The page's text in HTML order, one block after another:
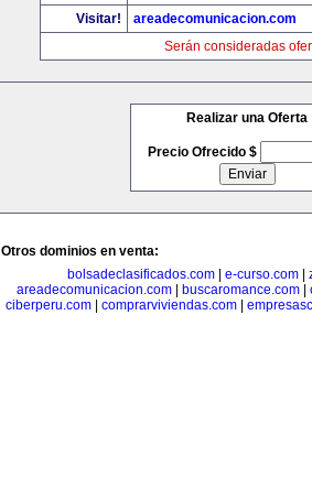
Visitar!
areadecomunicacion.com
Serán consideradas
Realizar una Oferta
Precio Ofrecido $
Otros dominios en venta:
bolsadeclasificados.com
e-curso.com
areadecomunicacion.com| buscaromance.com|
ciberperu.com
comprarviviendas.com